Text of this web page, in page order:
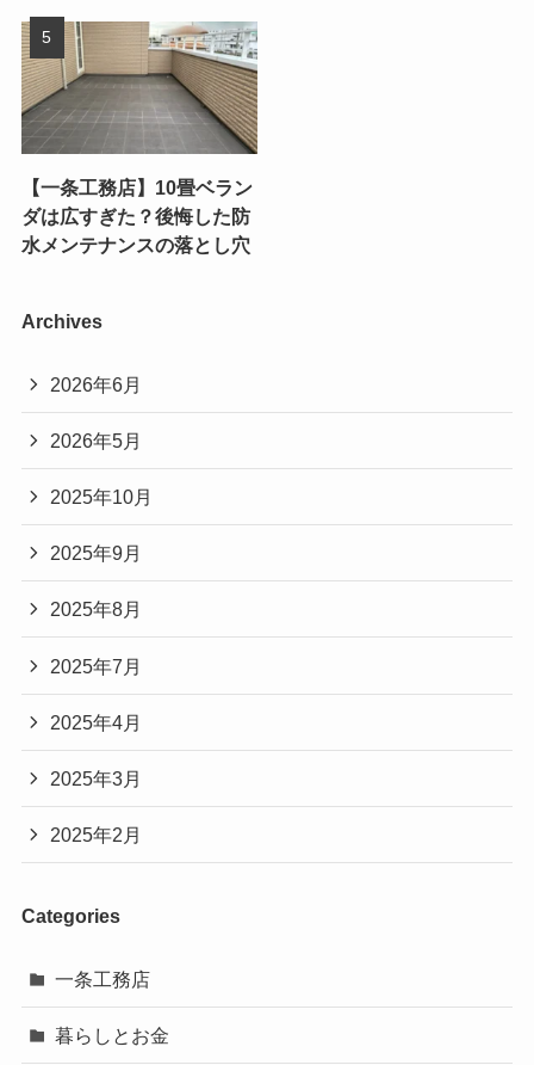
【一条工務店】10畳ベラン
ダは広すぎた？後悔した防
水メンテナンスの落とし穴
Archives
2026年6月
2026年5月
2025年10月
2025年9月
2025年8月
2025年7月
2025年4月
2025年3月
2025年2月
Categories
一条工務店
暮らしとお金